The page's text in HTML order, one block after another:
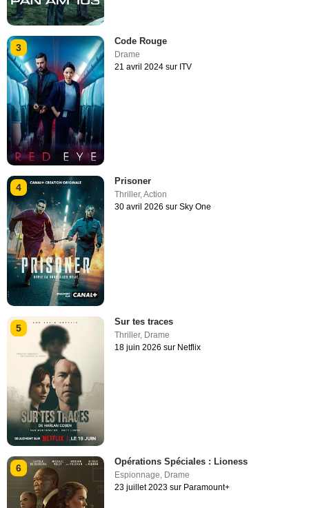
3
Code Rouge
Drame
21 avril 2024 sur ITV
4
Prisoner
Thriller,Action
30 avril 2026 sur Sky One
5
Sur tes traces
Thriller, Drame
18 juin 2026 sur Netflix
6
Opérations Spéciales : Lioness
Espionnage, Drame
23 juillet 2023 sur Paramount+